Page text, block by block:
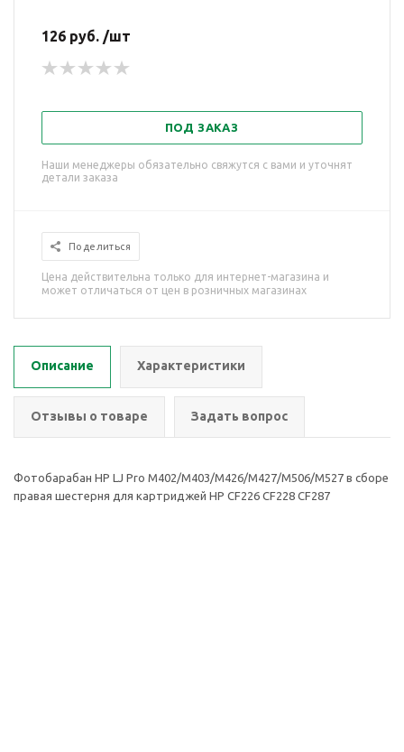
126 руб. /шт
ПОД ЗАКАЗ
Наши менеджеры обязательно свяжутся с вами и уточнят
детали заказа
Поделиться
Цена действительна только для интернет-магазина и
может отличаться от цен в розничных магазинах
Описание Характеристики
Отзывы о товаре Задать вопрос
Фотобарабан HP LJ Pro M402/M403/M426/M427/M506/M527 в сборе
правая шестерня для картриджей HP CF226 CF228 CF287